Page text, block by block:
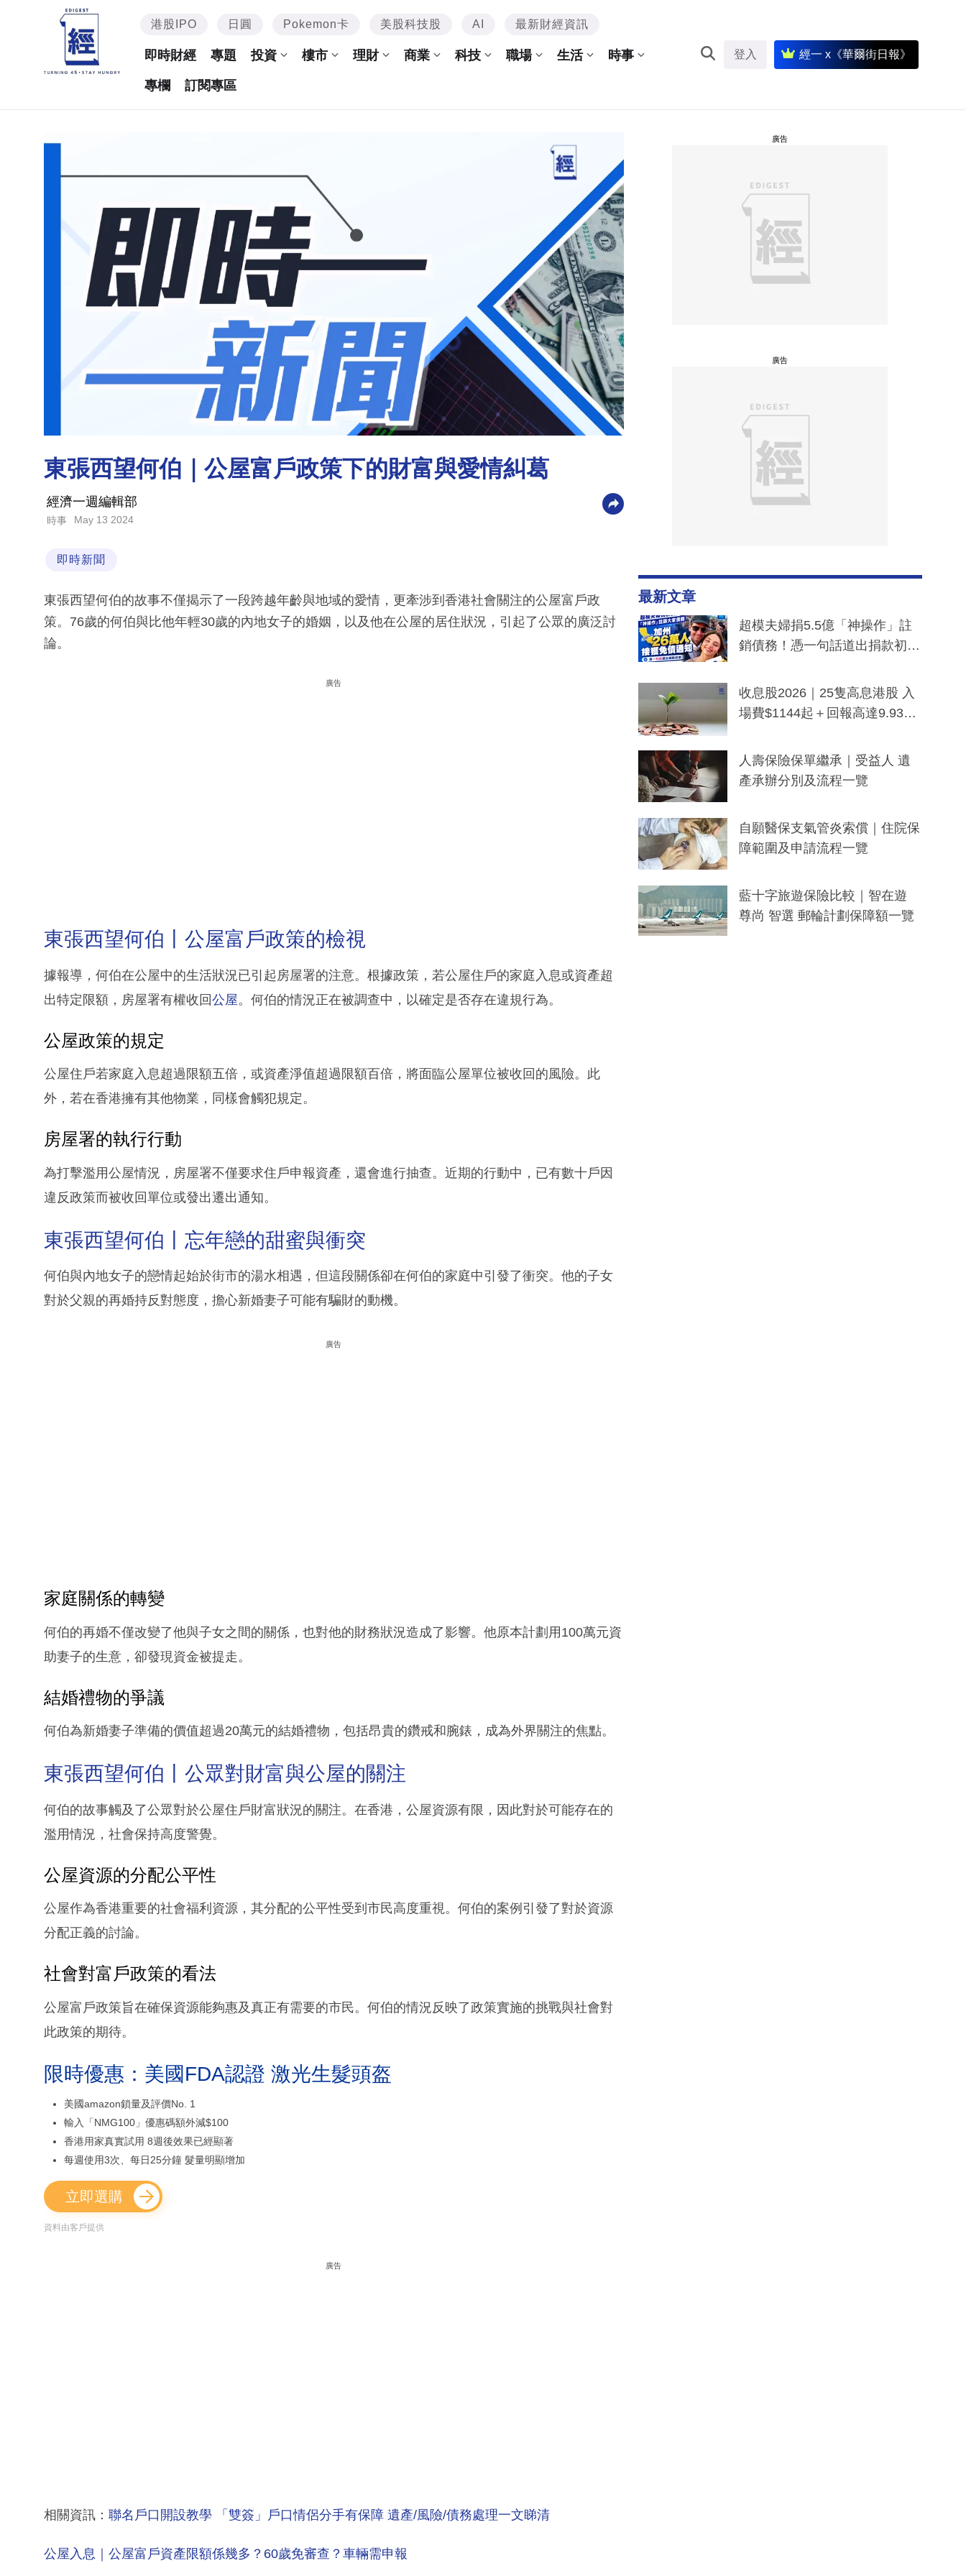
港股IPO 日圓 Pokemon卡 美股科技股 AI 最新財經資訊
即時財經 專題 投資 樓市 理財 商業 科技 職場 生活 時事
專欄 訂閱專區
登入 經一 x《華爾街日報》
東張西望何伯｜公屋富戶政策下的財富與愛情糾葛
經濟一週編輯部
時事 May 13 2024
即時新聞
東張西望何伯的故事不僅揭示了一段跨越年齡與地域的愛情，更牽涉到香港社會關注的公屋富戶政
策。76歲的何伯與比他年輕30歲的內地女子的婚姻，以及他在公屋的居住狀況，引起了公眾的廣泛討
論。
廣告
東張西望何伯丨公屋富戶政策的檢視
據報導，何伯在公屋中的生活狀況已引起房屋署的注意。根據政策，若公屋住戶的家庭入息或資產超
出特定限額，房屋署有權收回公屋。何伯的情況正在被調查中，以確定是否存在違規行為。
公屋政策的規定
公屋住戶若家庭入息超過限額五倍，或資產淨值超過限額百倍，將面臨公屋單位被收回的風險。此
外，若在香港擁有其他物業，同樣會觸犯規定。
房屋署的執行行動
為打擊濫用公屋情況，房屋署不僅要求住戶申報資產，還會進行抽查。近期的行動中，已有數十戶因
違反政策而被收回單位或發出遷出通知。
東張西望何伯丨忘年戀的甜蜜與衝突
何伯與內地女子的戀情起始於街市的湯水相遇，但這段關係卻在何伯的家庭中引發了衝突。他的子女
對於父親的再婚持反對態度，擔心新婚妻子可能有騙財的動機。
廣告
家庭關係的轉變
何伯的再婚不僅改變了他與子女之間的關係，也對他的財務狀況造成了影響。他原本計劃用100萬元資
助妻子的生意，卻發現資金被提走。
結婚禮物的爭議
何伯為新婚妻子準備的價值超過20萬元的結婚禮物，包括昂貴的鑽戒和腕錶，成為外界關注的焦點。
東張西望何伯丨公眾對財富與公屋的關注
何伯的故事觸及了公眾對於公屋住戶財富狀況的關注。在香港，公屋資源有限，因此對於可能存在的
濫用情況，社會保持高度警覺。
公屋資源的分配公平性
公屋作為香港重要的社會福利資源，其分配的公平性受到市民高度重視。何伯的案例引發了對於資源
分配正義的討論。
社會對富戶政策的看法
公屋富戶政策旨在確保資源能夠惠及真正有需要的市民。何伯的情況反映了政策實施的挑戰與社會對
此政策的期待。
限時優惠：美國FDA認證 激光生髮頭盔
美國amazon鎖量及評價No. 1
輸入「NMG100」優惠碼額外減$100
香港用家真實試用 8週後效果已經顯著
每週使用3次、每日25分鐘 髮量明顯增加
立即選購
資料由客戶提供
廣告
相關資訊： 聯名戶口開設教學 「雙簽」戶口情侶分手有保障 遺產/風險/債務處理一文睇清
公屋入息｜公屋富戶資產限額係幾多？60歲免審查？車輛需申報
廣告
廣告
最新文章
超模夫婦捐5.5億「神操作」註
銷債務！憑一句話道出捐款初
一度被誤當詐騙手段
收息股2026｜25隻高息港股 入
場費$1144起＋回報高達9.93
人壽保險保單繼承｜受益人 遺
產承辦分別及流程一覽
自願醫保支氣管炎索償｜住院保
障範圍及申請流程一覽
藍十字旅遊保險比較｜智在遊
尊尚 智選 郵輪計劃保障額一覽